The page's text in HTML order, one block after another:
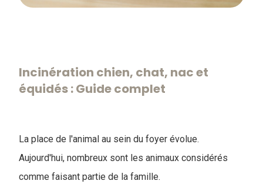
Incinération chien, chat, nac et
équidés : Guide complet
La place de l'animal au sein du foyer évolue.
Aujourd'hui, nombreux sont les animaux considérés
comme faisant partie de la famille.